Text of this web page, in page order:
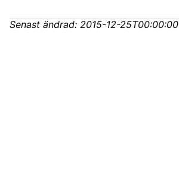
Senast ändrad: 2015-12-25T00:00:00